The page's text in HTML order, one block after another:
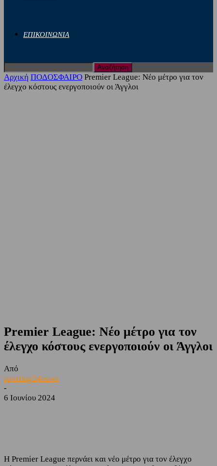
ΕΠΙΚΟΙΝΩΝΙΑ
Αρχική ΠΟΔΟΣΦΑΙΡΟ Premier League: Νέο μέτρο για τον
έλεγχο κόστους ενεργοποιούν οι Άγγλοι
Premier League: Νέο μέτρο για τον
έλεγχο κόστους ενεργοποιούν οι Άγγλοι
Από
sporting24news
-
6 Ιουνίου 2024
H Premier League περνάει και νέο μέτρο για τον έλεγχο